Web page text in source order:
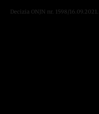
Decizia ONJN nr. 1598/